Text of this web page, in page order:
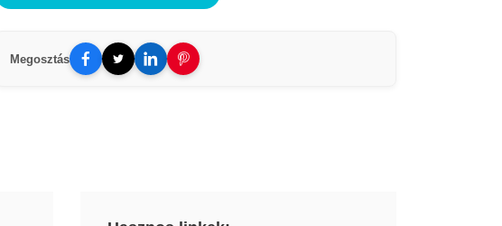
Megosztás